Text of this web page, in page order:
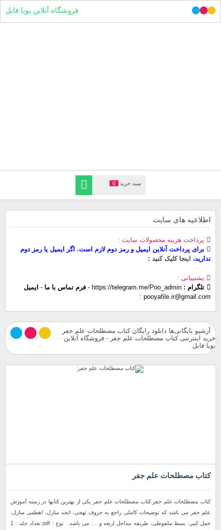
سبد خرید 0
فروشگاه آنلاین پویا فایل
اطلاعیه های سایت
پرداخت هزینه محصولات سایت
برای پرداخت آنلاین ایمیل و رمز دوم لازم است. اگر ایمیل یا رمز دوم
ندارید،
اینجا کلیک کنید
پشتیبانی
تلگرام : https://telegram.me/Poo_admin
- فرم تماس با ما - ایمیل
pooyafile.ir@gmail.com
آرشیو بایگانی‌ها دانلود رایگان کتاب مصطلحات علم جفر
خرید اینترنتی کتاب مصطلحات علم جفر - فروشگاه آنلاین
پویا فایل
کتاب مصطلحات علم جفر
کتاب مصطلحات علم جفر کتاب مصطلحات علم جفر یکی از بهترین کتابها در زمینه آموزش
علم جفر می باشد که توضیحات کاملی راجع به حروف تهجی، ابجد منازل، اهطمی منازل،
جمل کبیر، بسط ملفوظی، طریقه مداخل اربعه و … می باشد. نوع : pdf تعداد جلد : 1